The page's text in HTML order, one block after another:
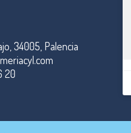
34005, Palencia
20